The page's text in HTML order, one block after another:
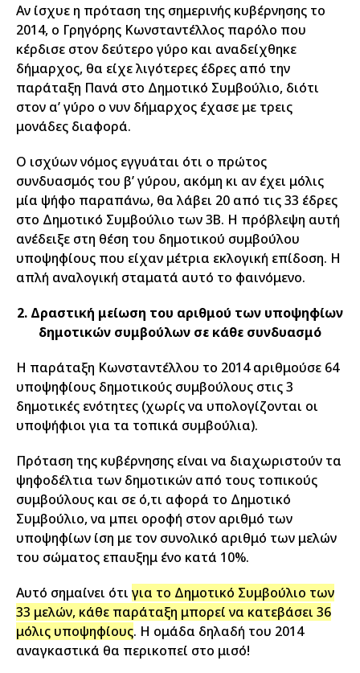
Αν ίσχυε η πρόταση της σημερινής κυβέρνησης το
2014, ο Γρηγόρης Κωνσταντέλλος παρόλο που
κέρδισε στον δεύτερο γύρο και αναδείχθηκε
δήμαρχος, θα είχε λιγότερες έδρες από την
παράταξη Πανά στο Δημοτικό Συμβούλιο, διότι
στον α’ γύρο ο νυν δήμαρχος έχασε με τρεις
μονάδες διαφορά.
Ο ισχύων νόμος εγγυάται ότι ο πρώτος
συνδυασμός του β’ γύρου, ακόμη κι αν έχει μόλις
μία ψήφο παραπάνω, θα λάβει 20 από τις 33 έδρες
στο Δημοτικό Συμβούλιο των 3Β. Η πρόβλεψη αυτή
ανέδειξε στη θέση του δημοτικού συμβούλου
υποψηφίους που είχαν μέτρια εκλογική επίδοση. Η
απλή αναλογική σταματά αυτό το φαινόμενο.
2. Δραστική μείωση του αριθμού των υποψηφίων
δημοτικών συμβούλων σε κάθε συνδυασμό
Η παράταξη Κωνσταντέλλου το 2014 αριθμούσε 64
υποψηφίους δημοτικούς συμβούλους στις 3
δημοτικές ενότητες (χωρίς να υπολογίζονται οι
υποψήφιοι για τα τοπικά συμβούλια).
Πρόταση της κυβέρνησης είναι να διαχωριστούν τα
ψηφοδέλτια των δημοτικών από τους τοπικούς
συμβούλους και σε ό,τι αφορά το Δημοτικό
Συμβούλιο, να μπει οροφή στον αριθμό των
υποψηφίων ίση με τον συνολικό αριθμό των μελών
του σώματος επαυξημ ένο κατά 10%.
Αυτό σημαίνει ότι για το Δημοτικό Συμβούλιο των
33 μελών, κάθε παράταξη μπορεί να κατεβάσει 36
μόλις υποψηφίους. Η ομάδα δηλαδή του 2014
αναγκαστικά θα περικοπεί στο μισό!